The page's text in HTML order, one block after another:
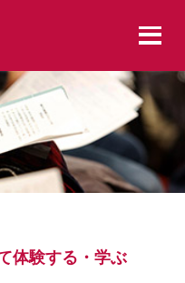
体験する・学ぶ